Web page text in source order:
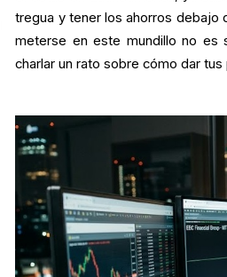
tregua y tener los ahorros debajo
meterse en este mundillo no es
charlar un rato sobre cómo dar